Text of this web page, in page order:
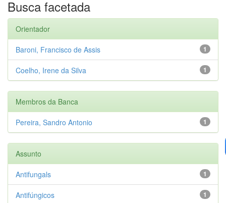
Busca facetada
Orientador
1
Baroni, Francisco de Assis
1
Coelho, Irene da Silva
Membros da Banca
1
Pereira, Sandro Antonio
Assunto
1
Antifungals
1
Antifúngicos